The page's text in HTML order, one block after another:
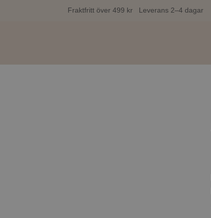
Fraktfritt över 499 kr Leverans 2–4 dagar